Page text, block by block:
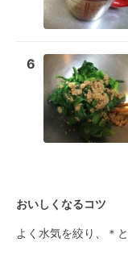
6
おいしくなるコツ
よく水気を絞り、＊